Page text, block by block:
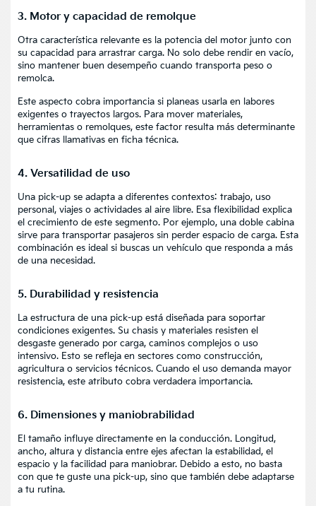
3. Motor y capacidad de remolque
Otra característica relevante es la potencia del motor junto con
su capacidad para arrastrar carga. No solo debe rendir en vacío,
sino mantener buen desempeño cuando transporta peso o
remolca.
Este aspecto cobra importancia si planeas usarla en labores
exigentes o trayectos largos. Para mover materiales,
herramientas o remolques, este factor resulta más determinante
que cifras llamativas en ficha técnica.
4. Versatilidad de uso
Una pick-up se adapta a diferentes contextos: trabajo, uso
personal, viajes o actividades al aire libre. Esa flexibilidad explica
el crecimiento de este segmento. Por ejemplo, una doble cabina
sirve para transportar pasajeros sin perder espacio de carga. Esta
combinación es ideal si buscas un vehículo que responda a más
de una necesidad.
5. Durabilidad y resistencia
La estructura de una pick-up está diseñada para soportar
condiciones exigentes. Su chasis y materiales resisten el
desgaste generado por carga, caminos complejos o uso
intensivo. Esto se refleja en sectores como construcción,
agricultura o servicios técnicos. Cuando el uso demanda mayor
resistencia, este atributo cobra verdadera importancia.
6. Dimensiones y maniobrabilidad
El tamaño influye directamente en la conducción. Longitud,
ancho, altura y distancia entre ejes afectan la estabilidad, el
espacio y la facilidad para maniobrar. Debido a esto, no basta
con que te guste una pick-up, sino que también debe adaptarse
a tu rutina.